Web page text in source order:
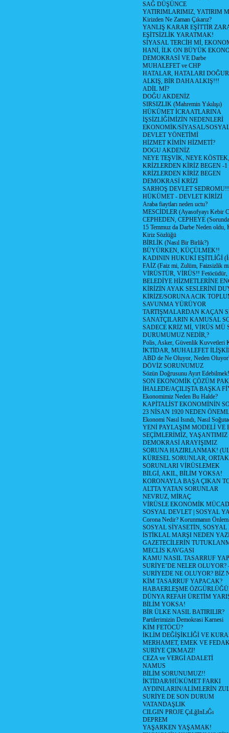
SAĞ DÜŞÜNCE
YATIRIMLARIMIZ, YATIRIM
Kirizden Ne Zaman Çıkarız?
YANLIŞ KARAR EŞİTTİR
EŞİTSİZLİK YARATMAK!
SİYASAL TERCİH Mİ,
HANİ, İLK ON BÜYÜK
DEMOKRASİ VE Darbe
MUHALEFET ve CHP
HATALAR, HATALARI
ALKIŞ, BİR DAHA ALKIŞ!!!
ADİL Mİ?
DOĞU AKDENİZ
SIRSIZLIK (Mahremin Yıkılışı)
HÜKÜMET İCRAATLARINA
İŞSİZLİĞİMİZİN NEDENLERİ
EKONOMİK/SİYASAL/
DEVLET YÖNETİMİ
HİZMET KİMİN HİZMETİ?
DOGU AKDENİZ
NEYE TEŞVİK, NEYE
KRİZLERDEN KİRİZ BEGEN -1
KRİZLERDEN KİRİZ BEGEN
DEMOKRASİ KRİZİ
SARHOŞ DEVLET SEDROMU!!
HÜKÜMET - DEVLET KİRİZİ
Araba fiaytları neden uctu?
MESCİDLER (Ayasofyayı Kebir
CEPHEDEN, CEPHEYE
15 Temmuz da Darbe Neden oldu,
Kiriz Sözlüğü
BİRLİK (Nasıl Bir Birlik?)
BÜYÜRKEN, KÜÇÜLMEK!!
KADININ HUKUKİ EŞİTLİĞİ
FAİZ (Faiz mi, Zulüm, Faizsizlik
VİRÜSTÜR, VİRÜS!! Fetöcüdür,
BELEDİYE HİZMETLERİNE
KİRİZİN AYAK SESLERİNİ
KİRİZE/SORUNA ACIK
SAVUNMA YÜRÜYOR
TARTIŞMALARDAN KAÇAN
SANATÇILARIN KAMUSAL
SADECE KRİZ Mİ, VİRÜS MÜ
DURUMUMUZ NEDİR,?
Polis, Asker, Güvenlik Kuvvetleri
İKTİDAR, MUHALEFET
ABD de Ne Oluyor, Neden
DÖVİZ SORUNUMUZ
Sözün Doğrusunu Ayırt Edebilmek!
SON EKONOMİK ÇÖZÜM
İHALEDE/AÇILIŞTA BAŞKA
Ekonomimiz Neden Bu Halde?
KAPİTALİST EKONOMİNİN
23 NİSAN 1920 NEDEN
Ekonomi Nasıl Isındı, Nasıl
YENİ PAYLAŞIM MODELİ VE
SEÇİMLERİMİZ, YAŞANTIMIZ
DEMOKRASİ ARAYIŞIMIZ
SORUNA HAZIRLANMAK!
KÜRESEL SORUNLAR,
SORUNLARI VİRÜSLEMEK
BİLGİ, AKIL, BİLİM YOKSA!
KORONAYLA BAŞA ÇIKAN
ALTTA YATAN SORUNLAR
NEVRUZ, MİRAÇ
VİRÜSLE EKONOMİK
SOSYAL DEVLET | SOSYAL
Corona Nedir? Korunmanın
SOSYAL SİYASETİN,
İSTİKLAL MARŞI NEDEN
GAZETECİLERİN
MECLİS KAVGASI
KAMU NASIL TASARRUF
SURİYE’DE NELER OLUYOR?
SURİYEDE NE OLUYOR? BİZ
KİM TASARRUF YAPACAK?
HABAERLEŞME
DÜNYA REFAH ÜRETİM
BİLİM YOKSA!
BİR ÜLKE NASIL BATIRILIR?
Partilerimizin Demokrasi Karnesi
KİM FETÖCÜ?
İKLİM DEĞİŞİKLİĞİ VE
MERHAMET, EMEK VE
SURİYE ÇIKMAZI!
CEZA ve VERGİ ADALETİ
NAMUS
BİLİM SORUNUMUZ!!
İKTİDAR/HÜKÜMET FARKI
AYDINLARIN/ALİMLERİN
SURİYE DE SON DURUM
VATANDAŞLIK
CILGIN PROJE ÇıLğInLıĞı
DEPREM
YAŞARKEN YAŞAMAK!